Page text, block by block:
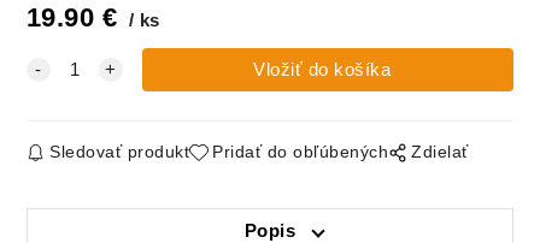
19.90 € ks
Sledovať produkt Pridať do obľúbených Zdielať
Popis